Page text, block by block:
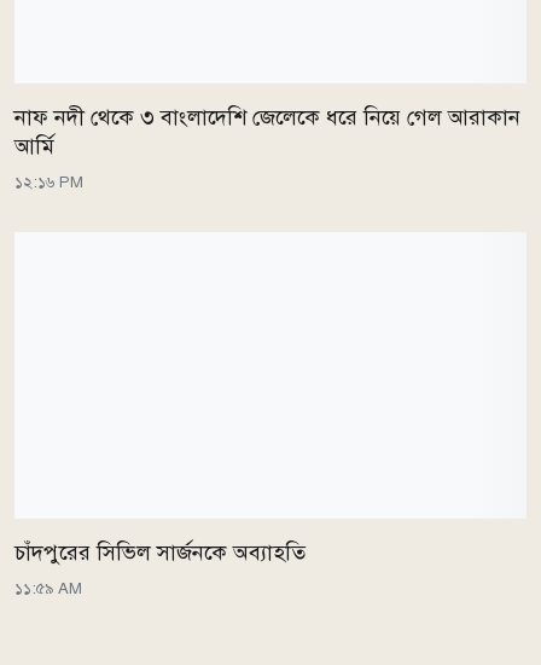
নাফ নদী থেকে ৩ বাংলাদেশি জেলেকে ধরে নিয়ে গেল আরাকান
আর্মি
১২:১৬ PM
চাঁদপুরের সিভিল সার্জনকে অব্যাহতি
১১:৫৯ AM